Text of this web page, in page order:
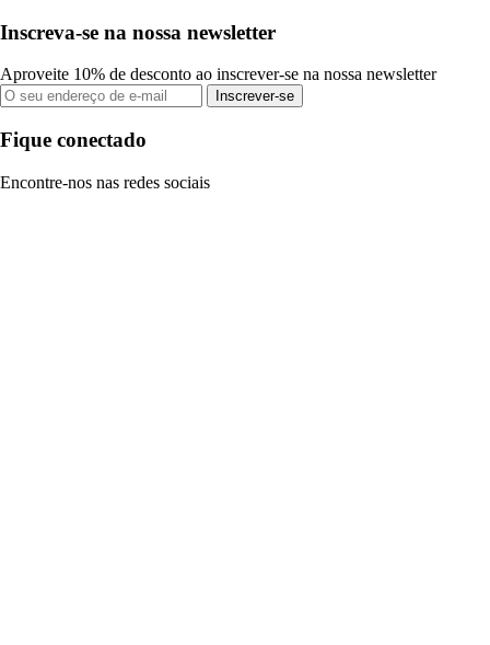
Inscreva-se na nossa newsletter
Aproveite 10% de desconto ao inscrever-se na nossa newsletter
Inscrever-se
Fique conectado
Encontre-nos nas redes sociais